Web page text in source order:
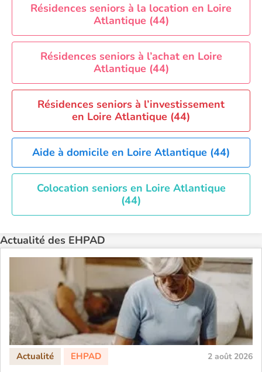
EHPAD Paris
EHPAD Royan
EHPAD Saint-Etienne
EHPAD Toulouse
EHPAD Tours
EHPAD Troyes
Recherche par ville
Résidences seniors à la location en Loire
Atlantique (44)
Résidences seniors à l’achat en Loire
Atlantique (44)
Résidences seniors à l’investissement
en Loire Atlantique (44)
Aide à domicile en Loire Atlantique (44)
Colocation seniors en Loire Atlantique
(44)
Actualité des EHPAD
2 août 2026